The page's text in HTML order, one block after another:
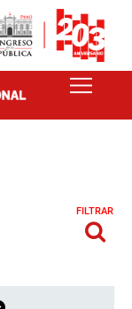
FILTRAR